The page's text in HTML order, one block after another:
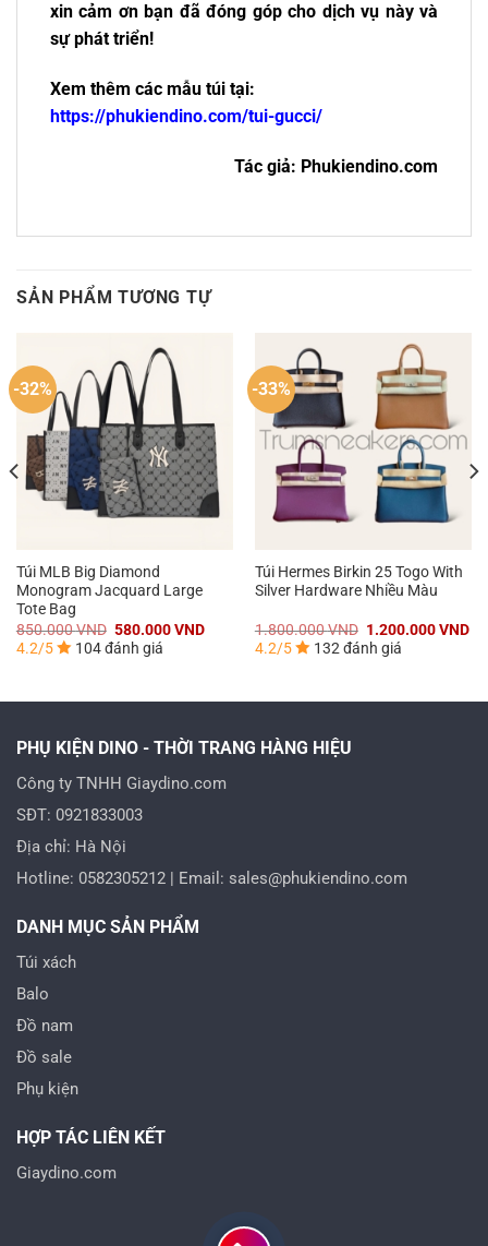
xin cảm ơn bạn đã đóng góp cho dịch vụ này và
sự phát triển!
Xem thêm các mẫu túi tại:
https://phukiendino.com/tui-gucci/
Tác giả: Phukiendino.com
SẢN PHẨM TƯƠNG TỰ
-32%
Túi MLB Big Diamond
Monogram Jacquard Large
Tote Bag
850.000VND Giá
gốc
là:
580.000VNDGiá
4.2/5 104 đánh giá
-33%
Túi Hermes Birkin 25 Togo With
Silver Hardware Nhiều Màu
1.800.000VND Giá
gốc
là:
1.200.000VND
4.2/5 132 đánh giá
PHỤ KIỆN DINO - THỜI TRANG HÀNG HIỆU
Công ty TNHH Giaydino.com
SĐT: 0921833003
Địa chỉ: Hà Nội
Hotline: 0582305212 | Email: sales@phukiendino.com
DANH MỤC SẢN PHẨM
Túi xách
Balo
Đồ nam
Đồ sale
Phụ kiện
HỢP TÁC LIÊN KẾT
Giaydino.com